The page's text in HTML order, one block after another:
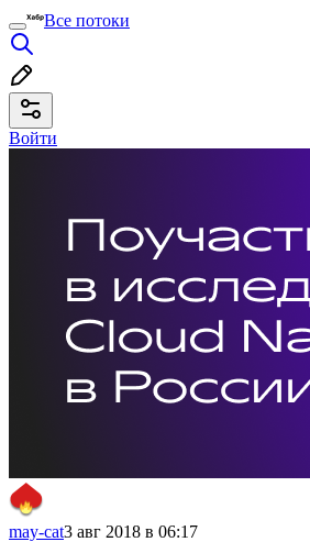
Все потоки
Войти
may-cat3 авг 2018 в 06:17